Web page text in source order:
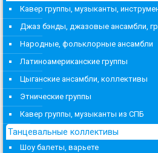
Кавер группы, музыканты,
Джаз бэнды, джазовые ансамбли,
Народные, фольклорные ансамбли
Латиноамериканские группы
Цыганские ансамбли, коллективы
Этнические группы
Кавер группы, музыканты из СПБ
Танцевальные коллективы
Шоу балеты, варьете